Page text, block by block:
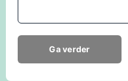
Ga verder